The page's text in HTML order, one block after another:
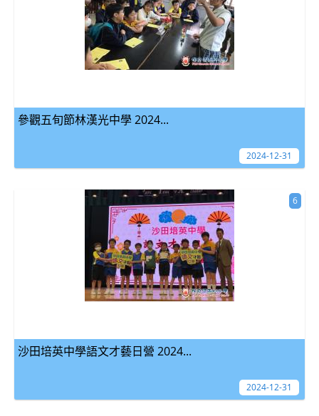
參觀五旬節林漢光中學 2024...
2024-12-31
沙田培英中學語文才藝日營 2024...
6
2024-12-31